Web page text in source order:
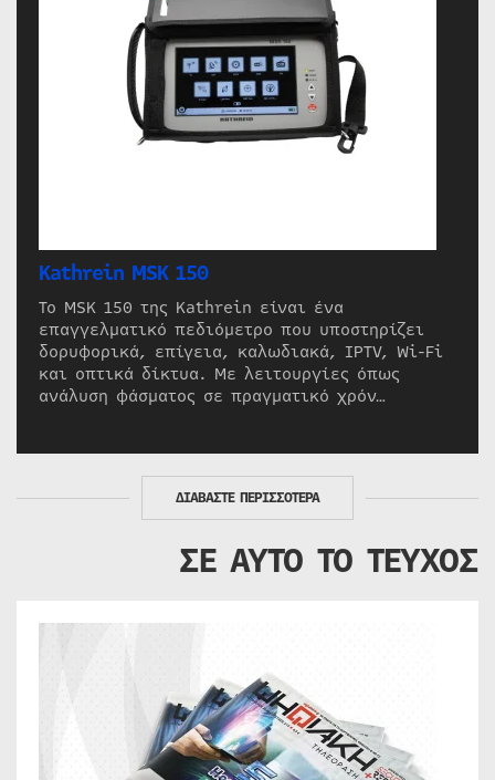
Kathrein MSK 150
Το MSK 150 της Kathrein είναι ένα
επαγγελματικό πεδιόμετρο που υποστηρίζει
δορυφορικά, επίγεια, καλωδιακά, IPTV, Wi-Fi
και οπτικά δίκτυα. Με λειτουργίες όπως
ανάλυση φάσματος σε πραγματικό χρόν…
ΔΙΑΒΑΣΤΕ ΠΕΡΙΣΣΟΤΕΡΑ
ΣΕ ΑΥΤΟ ΤΟ ΤΕΥΧΟΣ